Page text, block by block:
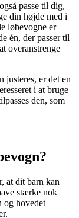
passe til dig,
din højde med i
løbevogne er
én, der passer til
overanstrenge
justeres, er det en
i at bruge
den, som
at dit barn kan
stærke nok
og hovedet